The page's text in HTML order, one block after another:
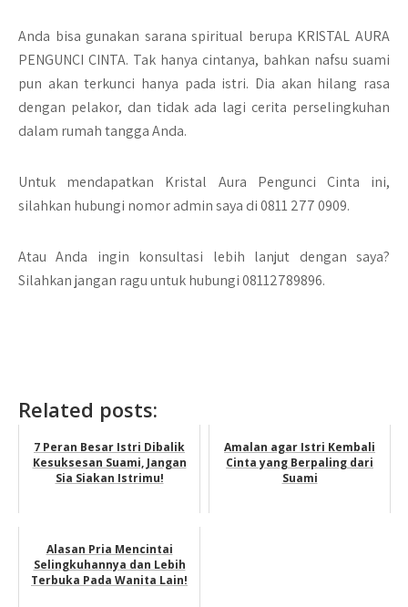
Anda bisa gunakan sarana spiritual berupa KRISTAL AURA
PENGUNCI CINTA. Tak hanya cintanya, bahkan nafsu suami
pun akan terkunci hanya pada istri. Dia akan hilang rasa
dengan pelakor, dan tidak ada lagi cerita perselingkuhan
dalam rumah tangga Anda.
Untuk mendapatkan Kristal Aura Pengunci Cinta ini,
silahkan hubungi nomor admin saya di 0811 277 0909.
Atau Anda ingin konsultasi lebih lanjut dengan saya?
Silahkan jangan ragu untuk hubungi 08112789896.
Related posts:
7 Peran Besar Istri Dibalik
Kesuksesan Suami, Jangan
Sia Siakan Istrimu!
Amalan agar Istri Kembali
Cinta yang Berpaling dari
Suami
Alasan Pria Mencintai
Selingkuhannya dan Lebih
Terbuka Pada Wanita Lain!